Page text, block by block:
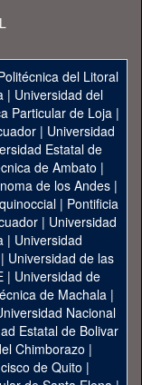
del Litoral
| Universidad del
Particular de Loja|
| Universidad
Estatal de
de Ambato |
de los Andes|
| Pontificia
| Universidad
| Universidad
| Universidad de las
| Universidad de
de Machala|
Nacional
Estatal de Bolivar
Chimborazo |
de Quito |